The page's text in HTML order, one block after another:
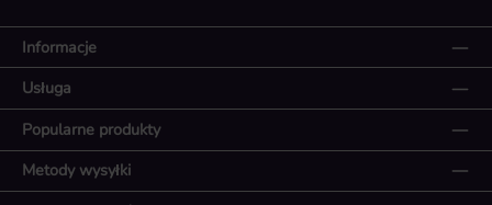
Informacje
Usługa
Popularne produkty
Metody wysyłki